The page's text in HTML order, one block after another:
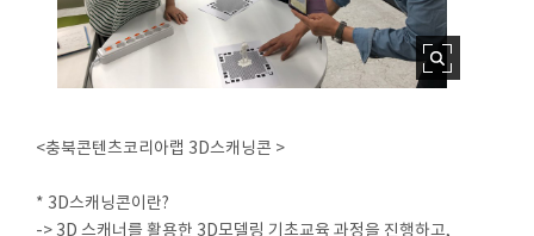
<충북콘텐츠코리아랩 3D스캐닝콘 >
* 3D스캐닝콘이란?
-> 3D 스캐너를 활용한 3D모델링 기초교육 과정을 진행하고,